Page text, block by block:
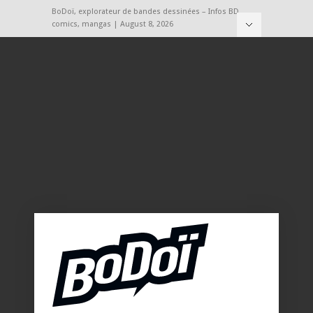
BoDoï, explorateur de bandes dessinées – Infos BD,
comics, mangas | August 8, 2026